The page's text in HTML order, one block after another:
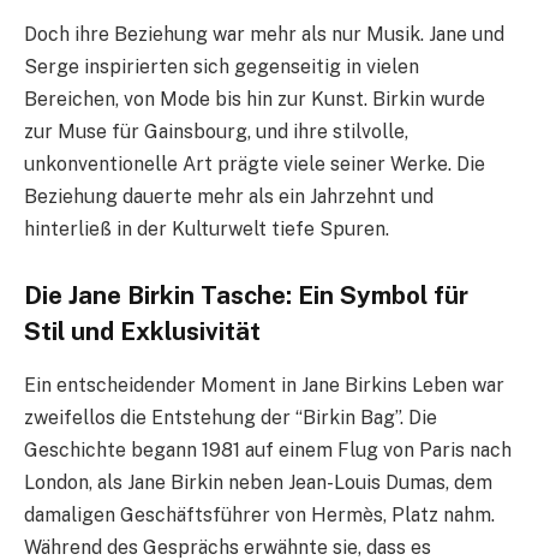
Doch ihre Beziehung war mehr als nur Musik. Jane und
Serge inspirierten sich gegenseitig in vielen
Bereichen, von Mode bis hin zur Kunst. Birkin wurde
zur Muse für Gainsbourg, und ihre stilvolle,
unkonventionelle Art prägte viele seiner Werke. Die
Beziehung dauerte mehr als ein Jahrzehnt und
hinterließ in der Kulturwelt tiefe Spuren.
Die Jane Birkin Tasche: Ein Symbol für
Stil und Exklusivität
Ein entscheidender Moment in Jane Birkins Leben war
zweifellos die Entstehung der “Birkin Bag”. Die
Geschichte begann 1981 auf einem Flug von Paris nach
London, als Jane Birkin neben Jean-Louis Dumas, dem
damaligen Geschäftsführer von Hermès, Platz nahm.
Während des Gesprächs erwähnte sie, dass es